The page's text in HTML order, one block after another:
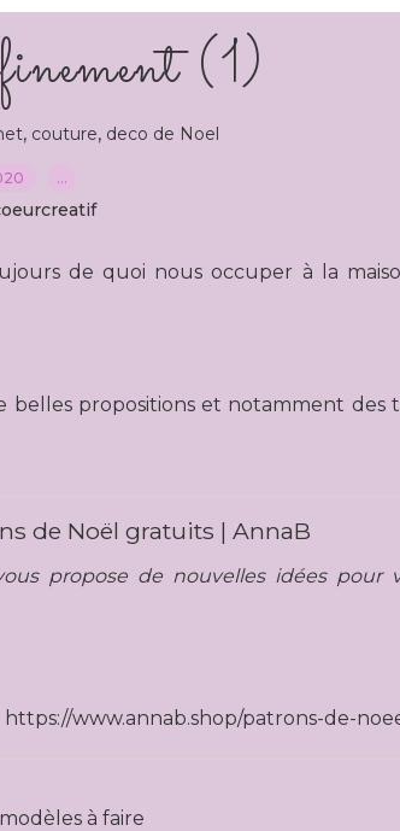
(1)
, couture, deco de Noel
…
de quoi nous occuper à la
belles propositions et notamment des
de Noël gratuits | AnnaB
propose de nouvelles idées pour
https://www.annab.shop/patrons-de-
à faire